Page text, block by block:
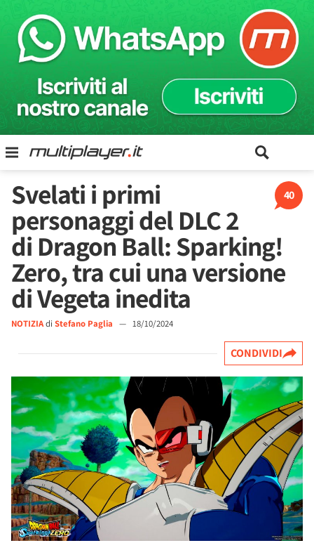
40
Svelati i primi
personaggi del DLC 2
di Dragon Ball: Sparking!
Zero, tra cui una versione
di Vegeta inedita
NOTIZIAdi Stefano Paglia — 18/10/2024
CONDIVIDI